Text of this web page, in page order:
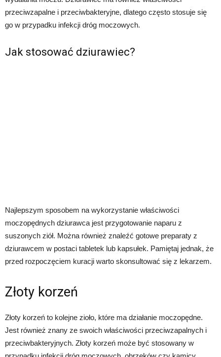
przeciwzapalne i przeciwbakteryjne, dlatego często stosuje się
go w przypadku infekcji dróg moczowych.
Jak stosować dziurawiec?
Najlepszym sposobem na wykorzystanie właściwości
moczopędnych dziurawca jest przygotowanie naparu z
suszonych ziół. Można również znaleźć gotowe preparaty z
dziurawcem w postaci tabletek lub kapsułek. Pamiętaj jednak, że
przed rozpoczęciem kuracji warto skonsultować się z lekarzem.
Złoty korzeń
Złoty korzeń to kolejne zioło, które ma działanie moczopędne.
Jest również znany ze swoich właściwości przeciwzapalnych i
przeciwbakteryjnych. Złoty korzeń może być stosowany w